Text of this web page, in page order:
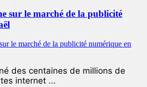
sur le marché de la publicité
des centaines de millions de
internet ...